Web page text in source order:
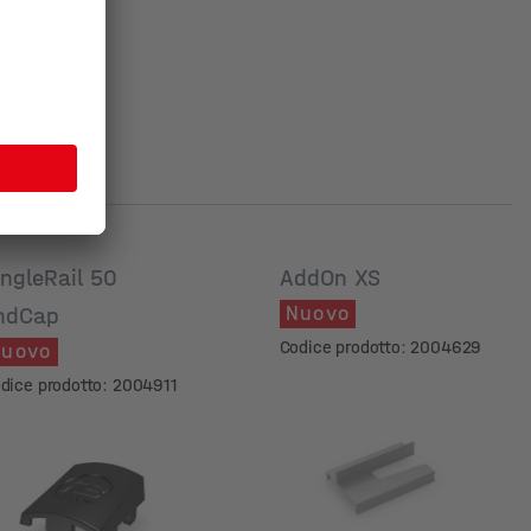
50
prodotto: 2004911
AddOn XS
Nuovo
Codice prodotto: 2004629